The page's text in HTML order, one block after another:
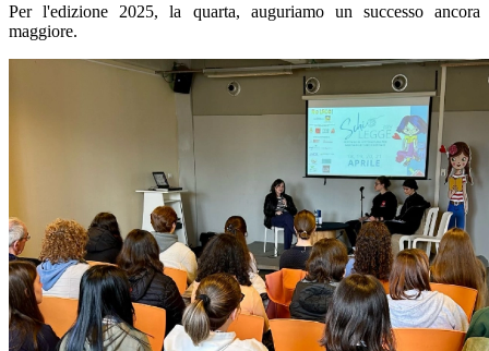
Per l'edizione 2025, la quarta, auguriamo un successo ancora
maggiore.